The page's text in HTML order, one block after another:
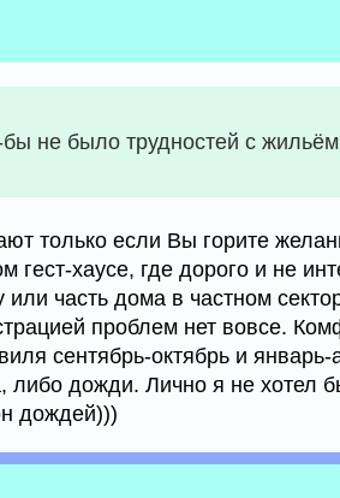
бы не было трудностей с
только если Вы горите
гест-хаусе, где дорого и не
часть дома в частном
проблем нет вовсе.
сентябрь-октябрь и январь-
дожди. Лично я не хотел
дождей)))